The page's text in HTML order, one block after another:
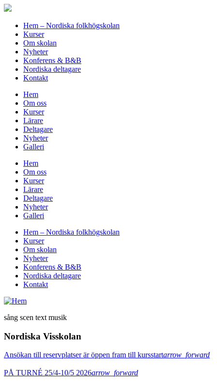
Hem – Nordiska folkhögskolan
Kurser
Om skolan
Nyheter
Konferens & B&B
Nordiska deltagare
Kontakt
Hem
Om oss
Kurser
Lärare
Deltagare
Nyheter
Galleri
Hem
Om oss
Kurser
Lärare
Deltagare
Nyheter
Galleri
Hem – Nordiska folkhögskolan
Kurser
Om skolan
Nyheter
Konferens & B&B
Nordiska deltagare
Kontakt
sång scen text musik
Nordiska Visskolan
Ansökan till reservplatser är öppen fram till kursstartarrow_forward
PÅ TURNÉ 25/4-10/5 2026arrow_forward